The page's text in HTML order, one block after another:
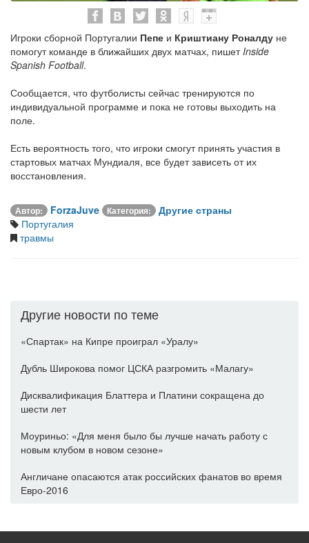
Игроки сборной Португалии Пепе и Криштиану Роналду не
помогут команде в ближайших двух матчах, пишетInside
Spanish Football.
Сообщается, что футболисты сейчас тренируются по
индивидуальной программе и пока не готовы выходить на
поле.
Есть вероятность того, что игроки смогут принять участия в
стартовых матчах Мундиаля, все будет зависеть от их
восстановления.
Автор: ForzaJuve Категория:
Другие страны
Португалия
травмы
Другие новости по теме
«Спартак» на Кипре проиграл «Уралу»
Дубль Широкова помог ЦСКА разгромить «Малагу»
Дисквалификация Блаттера и Платини сокращена до
шести лет
Моуриньо: «Для меня было бы лучше начать работу с
новым клубом в новом сезоне»
Англичане опасаются атак российских фанатов во время
Евро-2016